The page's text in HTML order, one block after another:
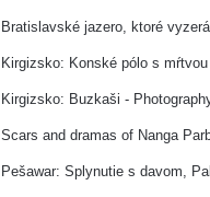
Bratislavské jazero, ktoré
Kirgizsko: Konské pólo s
Kirgizsko: Buzkaši -
Scars and dramas of Nanga
Pešawar: Splynutie s davom,